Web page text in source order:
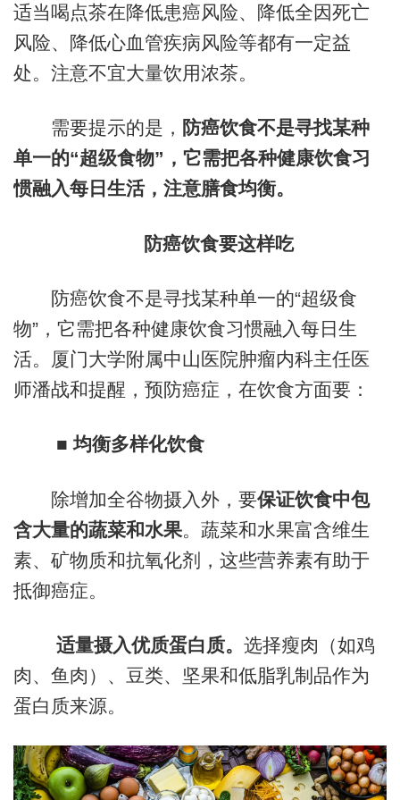
适当喝点茶在降低患癌风险、降低全因死亡
风险、降低心血管疾病风险等都有一定益
处。注意不宜大量饮用浓茶。
需要提示的是， 防癌饮食不是寻找某种
单一的“超级食物”，它需把各种健康饮食习
惯融入每日生活，注意膳食均衡。
防癌饮食要这样吃
防癌饮食不是寻找某种单一的“超级食
物”，它需把各种健康饮食习惯融入每日生
活。厦门大学附属中山医院肿瘤内科主任医
师潘战和提醒，预防癌症，在饮食方面要：
■ 均衡多样化饮食
除增加全谷物摄入外，要保证饮食中包
含大量的蔬菜和水果。蔬菜和水果富含维生
素、矿物质和抗氧化剂，这些营养素有助于
抵御癌症。
适量摄入优质蛋白质。 选择瘦肉（如鸡
肉、鱼肉）、豆类、坚果和低脂乳制品作为
蛋白质来源。